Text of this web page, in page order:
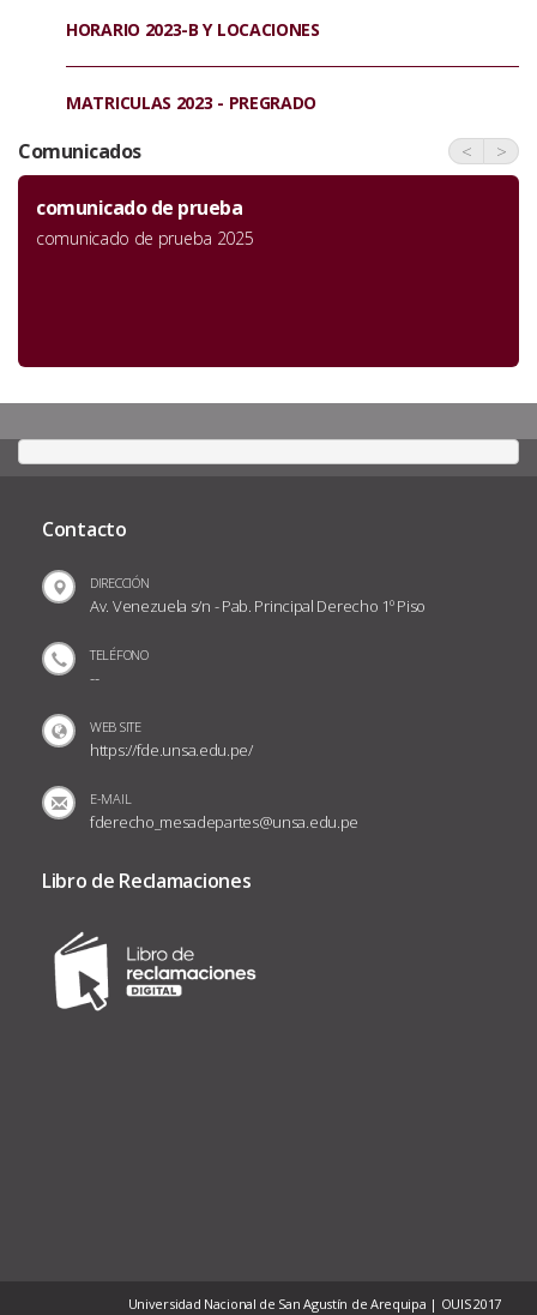
HORARIO 2023-B Y LOCACIONES
MATRICULAS 2023 - PREGRADO
Comunicados < >
comunicado de prueba
comunicado de prueba 2025
Contacto
DIRECCIÓN
Av. Venezuela s/n - Pab. Principal Derecho 1º Piso
TELÉFONO
--
WEB SITE
https://fde.unsa.edu.pe/
E-MAIL
fderecho_mesadepartes@unsa.edu.pe
Libro de Reclamaciones
Universidad Nacional de San Agustín de Arequipa | OUIS 2017